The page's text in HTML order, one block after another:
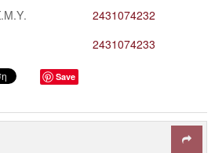
2431074232
2431074233
Save
